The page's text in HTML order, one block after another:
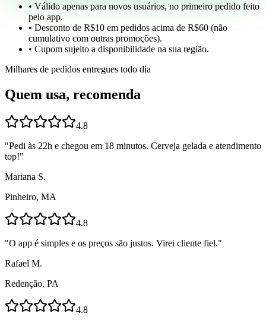
• Válido apenas para novos usuários, no primeiro pedido feito
pelo app.
• Desconto de R$10 em pedidos acima de R$60 (não
cumulativo com outras promoções).
• Cupom sujeito a disponibilidade na sua região.
Milhares de pedidos entregues todo dia
Quem usa, recomenda
4.8
"Pedi às 22h e chegou em 18 minutos. Cerveja gelada e atendimento
top!"
Mariana S.
Pinheiro, MA
4.8
"O app é simples e os preços são justos. Virei cliente fiel."
Rafael M.
Redenção, PA
4.8